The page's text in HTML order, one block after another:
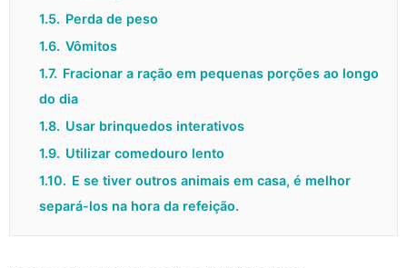
1.5. Perda de peso
1.6. Vômitos
1.7. Fracionar a ração em pequenas porções ao longo
do dia
1.8. Usar brinquedos interativos
1.9. Utilizar comedouro lento
1.10. E se tiver outros animais em casa, é melhor
separá-los na hora da refeição.